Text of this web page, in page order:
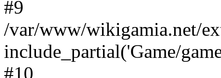
#9
/var/www/wikigamia.net/
include_partial('Game/
#10